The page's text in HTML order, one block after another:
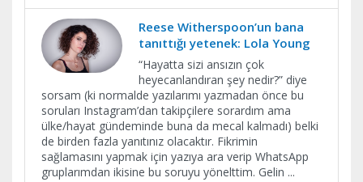
Reese Witherspoon’un bana
tanıttığı yetenek: Lola Young
“Hayatta sizi ansızın çok
heyecanlandıran şey nedir?” diye
sorsam (ki normalde yazılarımı yazmadan önce bu
soruları Instagram’dan takipçilere sorardım ama
ülke/hayat gündeminde buna da mecal kalmadı) belki
de birden fazla yanıtınız olacaktır. Fikrimin
sağlamasını yapmak için yazıya ara verip WhatsApp
gruplarımdan ikisine bu soruyu yönelttim. Gelin ...